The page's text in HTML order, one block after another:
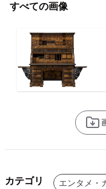
すべての画像
カテゴリ エンタメ・